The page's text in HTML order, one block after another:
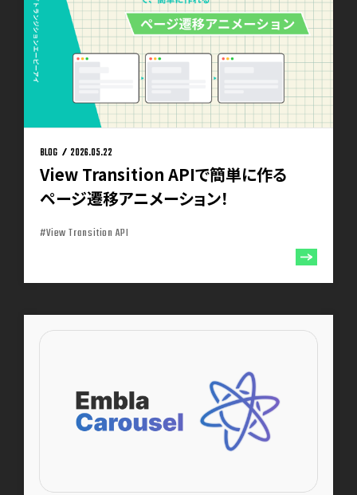
BLOG 2026.05.22
View Transition APIで簡単に作る
ページ遷移アニメーション！
#View Transition API